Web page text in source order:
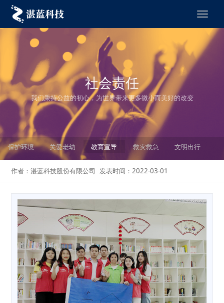
切
导
航
社会责任
我们秉持公益的初心，为世界带来更多微小而美好的改变
保护环境 关爱老幼 教育宣导 救灾救急 文明出行
作者：湛蓝科技股份有限公司 发表时间：2022-03-01